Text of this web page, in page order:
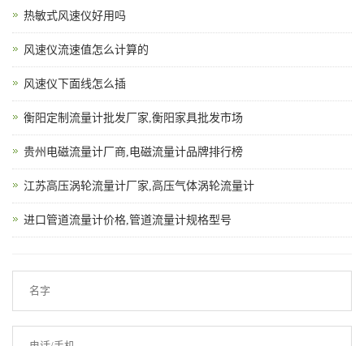
热敏式风速仪好用吗
风速仪流速值怎么计算的
风速仪下面线怎么插
衡阳定制流量计批发厂家,衡阳家具批发市场
贵州电磁流量计厂商,电磁流量计品牌排行榜
江苏高压涡轮流量计厂家,高压气体涡轮流量计
进口管道流量计价格,管道流量计规格型号